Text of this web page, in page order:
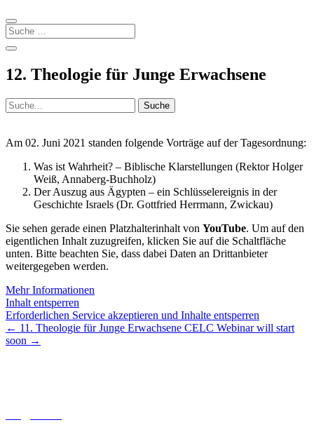
12. Theologie für Junge Erwachsene
Suchen
nach:
Am 02. Juni 2021 standen folgende Vorträge auf der Tagesordnung:
Was ist Wahrheit? – Biblische Klarstellungen (Rektor Holger
Weiß, Annaberg-Buchholz)
Der Auszug aus Ägypten – ein Schlüsselereignis in der
Geschichte Israels (Dr. Gottfried Herrmann, Zwickau)
Sie sehen gerade einen Platzhalterinhalt von YouTube. Um auf den
eigentlichen Inhalt zuzugreifen, klicken Sie auf die Schaltfläche
unten. Bitte beachten Sie, dass dabei Daten an Drittanbieter
weitergegeben werden.
Mehr Informationen
Inhalt entsperren
Erforderlichen Service akzeptieren und Inhalte entsperren
← 11. Theologie für Junge Erwachsene CELC Webinar will start
soon →